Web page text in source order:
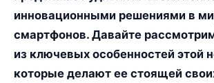
инновационными решениями в
смартфонов. Давайте
из ключевых особенностей этой
которые делают ее стоящей